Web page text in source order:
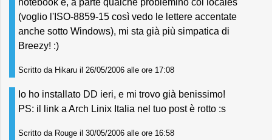
notebook e, a parte qualche problemino coi locales
(voglio l'ISO-8859-15 così vedo le lettere accentate
anche sotto Windows), mi sta già più simpatica di
Breezy! :)
Scritto da Hikaru il 26/05/2006 alle ore 17:08
Io ho installato DD ieri, e mi trovo già benissimo!
PS: il link a Arch Linix Italia nel tuo post è rotto :s
Scritto da Rouge il 30/05/2006 alle ore 16:58